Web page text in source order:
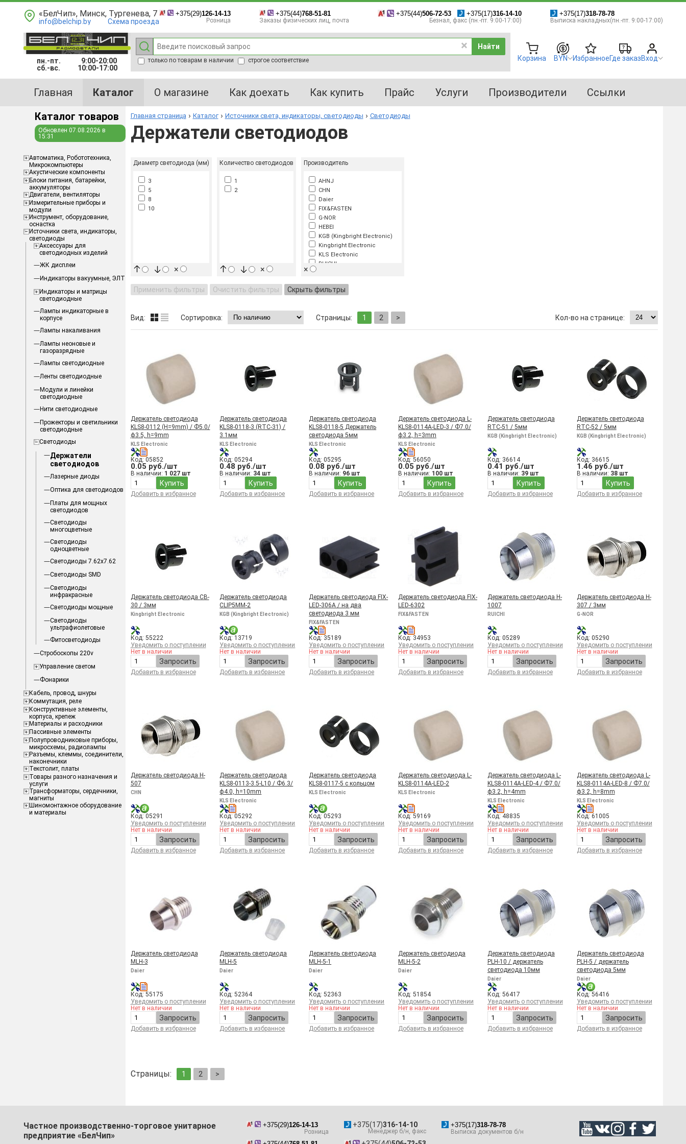
«БелЧип», Минск, Тургенева, 7
info@belchip.by Схема проезда
+375(29)126-14-13
Розница
+375(44)768-51-81
Заказы физических лиц, почта
+375(44)506-72-53 +375(17)316-14-10
Безнал, факс (пн.-пт. 9:00-17:00)
+375(17)318-78-78
Выписка накладных(пн.-пт. 9:00-17:00)
пн.-пт.
9:00-20:00
сб.-вс.
10:00-17:00
Найти
только по товарам в наличии строгое соответствие Корзина BYN ИзбранноеГде заказВход
Главная Каталог О магазине Как доехать Как купить Прайс Услуги Производители
Ссылки
Каталог товаров
Обновлен 07.08.2026 в
15:31
Aвтоматика, Робототехника,
Микрокомпьютеры
Акустические компоненты
Блоки питания, батарейки,
аккумуляторы
Двигатели, вентиляторы
Измерительные приборы и
модули
Инструмент, оборудование,
оснастка
Источники света, индикаторы,
светодиоды
Аксессуары для
светодиодных изделий
ЖК дисплеи
Индикаторы вакуумные, ЭЛТ
Индикаторы и матрицы
светодиодные
Лампы индикаторные в
корпусе
Лампы накаливания
Лампы неоновые и
газоразрядные
Лампы светодиодные
Ленты светодиодные
Модули и линейки
светодиодные
Нити светодиодные
Прожекторы и светильники
светодиодные
Светодиоды
Держатели
светодиодов
Лазерные диоды
Оптика для светодиодов
Платы для мощных
светодиодов
Светодиоды
многоцветные
Светодиоды
одноцветные
Светодиоды 7.62х7.62
Светодиоды SMD
Светодиоды
инфракрасные
Светодиоды мощные
Светодиоды
ультрафиолетовые
Фитосветодиоды
Стробоскопы 220v
Управление светом
Фонарики
Кабель, провод, шнуры
Коммутация, реле
Конструктивные элементы,
корпуса, крепеж
Материалы и расходники
Пассивные элементы
Полупроводниковые приборы,
микросхемы, радиолампы
Разъемы, клеммы, соединители,
наконечники
Текстолит, платы
Товары разного назначения и
услуги
Трансформаторы, сердечники,
магниты
Шиномонтажное оборудование
и материалы
Главная страница Каталог Источники света, индикаторы, светодиоды Светодиоды
Держатели светодиодов
Диаметр светодиода (мм)
3
5
8
10
×
Количество светодиодов
1
2
×
Производитель
AHNJ
CHN
Daier
FIX&FASTEN
G-NOR
HEBEI
KGB (Kingbright Electronic)
Kingbright Electronic
KLS Electronic
RUICHI
SIGNAL-CONSTRUCT
×
Применить фильтры Очистить фильтры Скрыть фильтры
Вид: Сортировка: Страницы: 1 2 >
Держатель светодиода
KLS8-0112 (H=9mm) / Ф5.0/
ф3.5, h=9mm
KLS Electronic
Код: 05852
0.05 руб./шт
В наличии: 1 027 шт
Купить
Добавить в избранное
Держатель светодиода
KLS8-0118-3 (RTC-31) /
3.1мм
KLS Electronic
Код: 05294
0.48 руб./шт
В наличии: 34 шт
Купить
Добавить в избранное
Держатель светодиода
KLS8-0118-5 Держатель
светодиода 5мм
KLS Electronic
Код: 05295
0.08 руб./шт
В наличии: 96 шт
Купить
Добавить в избранное
Держатель светодиода L-
KLS8-0114A-LED-3 / Ф7.0/
ф3.2, h=3mm
KLS Electronic
Код: 56050
0.05 руб./шт
В наличии: 100 шт
Купить
Добавить в избранное
Держатель светодиода
RTC-51 / 5мм
KGB (Kingbright Electronic)
Код: 36614
0.41 руб./шт
В наличии: 39 шт
Купить
Добавить в избранное
Держатель светодиода
RTC-52 / 5мм
KGB (Kingbright Electronic)
Код: 36615
1.46 руб./шт
В наличии: 38 шт
Купить
Добавить в избранное
Держатель светодиода CB-
30 / 3мм
Kingbright Electronic
Код: 55222
Уведомить о поступлении
Нет в наличии
Запросить
Добавить в избранное
Держатель светодиода
CLIP5MM-2
KGB (Kingbright Electronic)
Код: 13719
Уведомить о поступлении
Нет в наличии
Запросить
Добавить в избранное
Держатель светодиода FIX-
LED-306A / на два
светодиода 3 мм
FIX&FASTEN
Код: 35189
Уведомить о поступлении
Нет в наличии
Запросить
Добавить в избранное
Держатель светодиода FIX-
LED-6302
FIX&FASTEN
Код: 34953
Уведомить о поступлении
Нет в наличии
Запросить
Добавить в избранное
Держатель светодиода H-
1007
RUICHI
Код: 05289
Уведомить о поступлении
Нет в наличии
Запросить
Добавить в избранное
Держатель светодиода H-
307 / 3мм
G-NOR
Код: 05290
Уведомить о поступлении
Нет в наличии
Запросить
Добавить в избранное
Держатель светодиода H-
507
CHN
Код: 05291
Уведомить о поступлении
Нет в наличии
Запросить
Добавить в избранное
Держатель светодиода
KLS8-0113-3.5-L10 / Ф6.3/
ф4.0, h=10mm
KLS Electronic
Код: 05292
Уведомить о поступлении
Нет в наличии
Запросить
Добавить в избранное
Держатель светодиода
KLS8-0117-5 с кольцом
KLS Electronic
Код: 05293
Уведомить о поступлении
Нет в наличии
Запросить
Добавить в избранное
Держатель светодиода L-
KLS8-0114A-LED-2
KLS Electronic
Код: 59169
Уведомить о поступлении
Нет в наличии
Запросить
Добавить в избранное
Держатель светодиода L-
KLS8-0114A-LED-4 / Ф7.0/
ф3.2, h=4mm
KLS Electronic
Код: 48835
Уведомить о поступлении
Нет в наличии
Запросить
Добавить в избранное
Держатель светодиода L-
KLS8-0114A-LED-8 / Ф7.0/
ф3.2, h=8mm
KLS Electronic
Код: 61005
Уведомить о поступлении
Нет в наличии
Запросить
Добавить в избранное
Держатель светодиода
MLH-3
Daier
Код: 55175
Уведомить о поступлении
Нет в наличии
Запросить
Добавить в избранное
Держатель светодиода
MLH-5
Daier
Код: 52364
Уведомить о поступлении
Нет в наличии
Запросить
Добавить в избранное
Держатель светодиода
MLH-5-1
Daier
Код: 52363
Уведомить о поступлении
Нет в наличии
Запросить
Добавить в избранное
Держатель светодиода
MLH-5-2
Daier
Код: 51854
Уведомить о поступлении
Нет в наличии
Запросить
Добавить в избранное
Держатель светодиода
PLH-10 / держатель
светодиода 10мм
Daier
Код: 56417
Уведомить о поступлении
Нет в наличии
Запросить
Добавить в избранное
Держатель светодиода
PLH-5 / держатель
светодиода 5мм
Daier
Код: 56416
Уведомить о поступлении
Нет в наличии
Запросить
Добавить в избранное
Страницы: 1 2 >
Частное производственно-торговое унитарное
предприятие «БелЧип»
+375(29)126-14-13
Розница
+375(17)316-14-10
Менеджер б/н, факс
+375(17)318-78-78
Выписка документов б/н